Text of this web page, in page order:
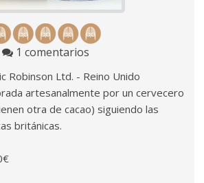
1 comentarios
Robinson Ltd. - Reino Unido
artesanalmente por un cervecero
otra de cacao) siguiendo las
británicas.